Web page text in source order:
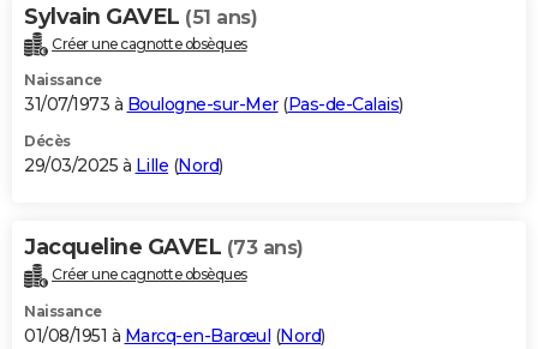
Sylvain GAVEL (51 ans)
Créer une cagnotte obsèques
Naissance
31/07/1973 à Boulogne-sur-Mer(Pas-de-Calais)
Décès
29/03/2025 à Lille (Nord)
Jacqueline GAVEL (73 ans)
Créer une cagnotte obsèques
Naissance
01/08/1951 à Marcq-en-Barœul (Nord)